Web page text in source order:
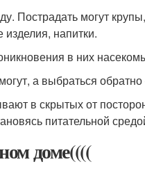
Пострадать могут
напитки.
в них
а выбраться
в скрытых от
питательной
доме((((